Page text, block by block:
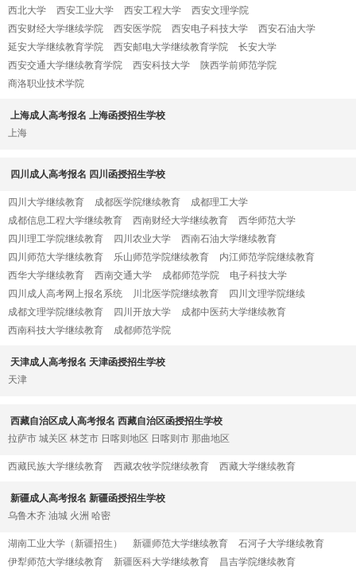
西北大学 西安工业大学 西安工程大学
西安文理学院
西安财经大学继续学院
西安医学院 西安电子科技大学
西安石油大学
延安大学继续教育学院
西安邮电大学继续教育学院
长安大学
西安交通大学继续教育学院
西安科技大学
陕西学前师范学院
商洛职业技术学院
上海成人高考报名 上海函授招生学校
上海
四川成人高考报名 四川函授招生学校
四川大学继续教育 成都医学院继续教育
成都理工大学
成都信息工程大学继续教育
西南财经大学继续教育
西华师范大学
四川理工学院继续教育
四川农业大学
西南石油大学继续教育
四川师范大学继续教育
乐山师范学院继续教育
内江师范学院继续教育
西华大学继续教育
西南交通大学 成都师范学院
电子科技大学
四川成人高考网上报名系统
川北医学院继续教育
四川文理学院继续
成都文理学院继续教育
四川开放大学
成都中医药大学继续教育
西南科技大学继续教育
成都师范学院
天津成人高考报名 天津函授招生学校
天津
西藏自治区成人高考报名 西藏自治区函授招生学校
拉萨市 城关区 林芝市 日喀则地区 日喀则市 那曲地区
西藏民族大学继续教育 西藏农牧学院继续教育 西藏大学继续教育
新疆成人高考报名 新疆函授招生学校
乌鲁木齐 油城 火洲 哈密
湖南工业大学（新疆招生） 新疆师范大学继续教育
石河子大学继续教育
伊犁师范大学继续教育
新疆医科大学继续教育
昌吉学院继续教育